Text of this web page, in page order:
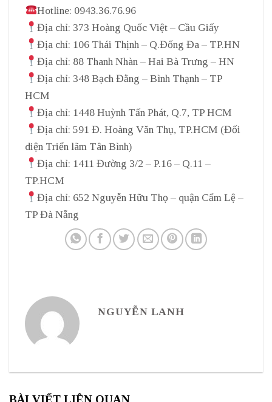
Hotline: 0943.36.76.96
Địa chỉ: 373 Hoàng Quốc Việt – Cầu Giấy
Địa chỉ: 106 Thái Thịnh – Q.Đống Đa – TP.HN
Địa chỉ: 88 Thanh Nhàn – Hai Bà Trưng – HN
Địa chỉ: 348 Bạch Đằng – Bình Thạnh – TP
HCM
Địa chỉ: 1448 Huỳnh Tấn Phát, Q.7, TP HCM
Địa chỉ: 591 Đ. Hoàng Văn Thụ, TP.HCM (Đối
diện Triển lãm Tân Bình)
Địa chỉ: 1411 Đường 3/2 – P.16 – Q.11 –
TP.HCM
Địa chỉ: 652 Nguyễn Hữu Thọ – quận Cẩm Lệ –
TP Đà Nẵng
NGUYỄN LANH
BÀI VIẾT LIÊN QUAN